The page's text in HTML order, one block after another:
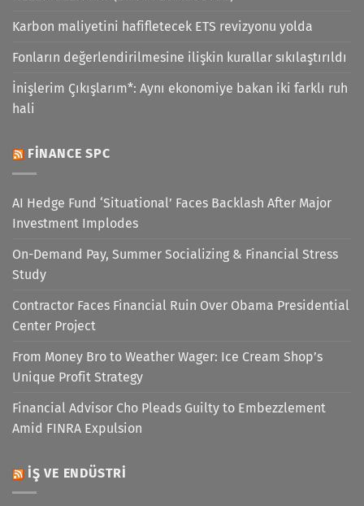
Karbon maliyetini hafifletecek ETS revizyonu yolda
Fonların değerlendirilmesine ilişkin kurallar sıkılaştırıldı
İnişlerim Çıkışlarım*: Aynı ekonomiye bakan iki farklı ruh
hali
FINANCE SPC
AI Hedge Fund ‘Situational’ Faces Backlash After Major
Investment Implodes
On-Demand Pay, Summer Socializing & Financial Stress
Study
Contractor Faces Financial Ruin Over Obama Presidential
Center Project
From Money Bro to Weather Wager: Ice Cream Shop’s
Unique Profit Strategy
Financial Advisor Cho Pleads Guilty to Embezzlement
Amid FINRA Expulsion
İŞ VE ENDÜSTRI